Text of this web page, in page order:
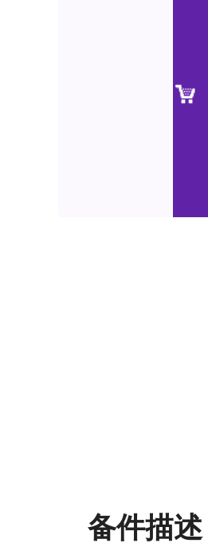
备件描述